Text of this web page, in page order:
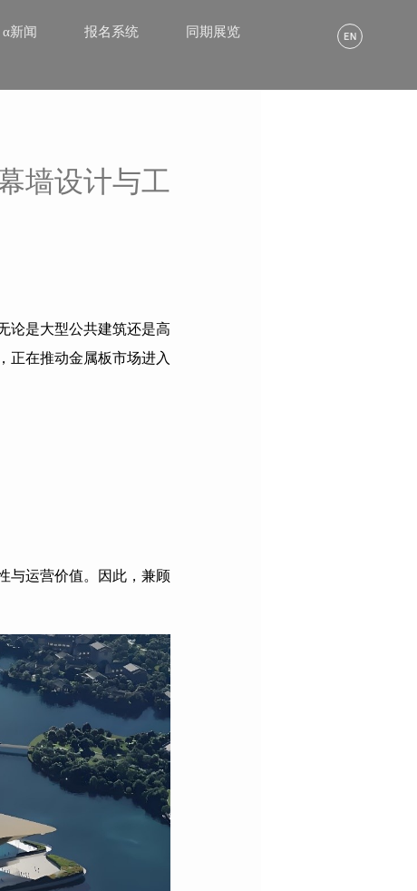
α新闻 报名系统 同期展览
墙设计与工
论是大型公共建筑还是高
正在推动金属板市场进入
与运营价值。因此，兼顾